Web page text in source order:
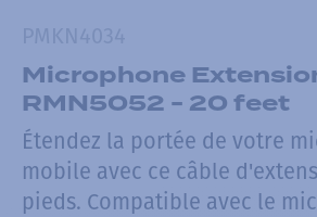
Microphone
RMN5052 - 20 feet
Étendez la portée de votre
mobile avec ce câble
pieds. Compatible avec le